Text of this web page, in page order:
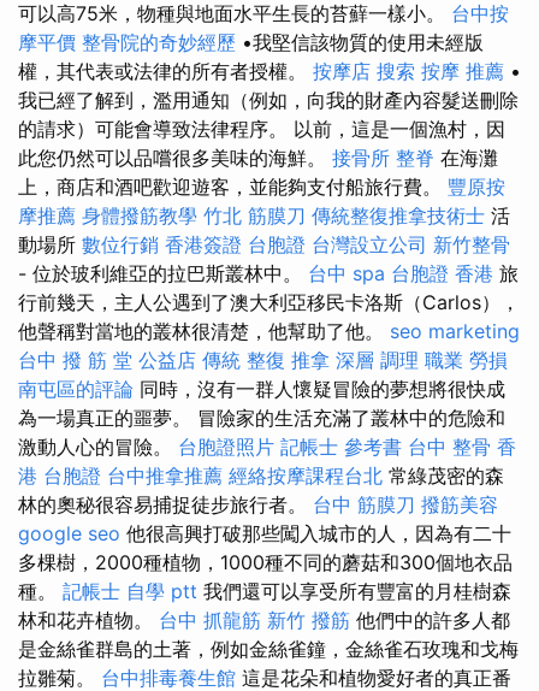
可以高75米，物種與地面水平生長的苔蘚一樣小。 台中按
摩平價 整骨院的奇妙經歷 •我堅信該物質的使用未經版
權，其代表或法律的所有者授權。 按摩店 搜索 按摩 推薦 •
我已經了解到，濫用通知（例如，向我的財產內容髮送刪除
的請求）可能會導致法律程序。 以前，這是一個漁村，因
此您仍然可以品嚐很多美味的海鮮。 接骨所 整脊 在海灘
上，商店和酒吧歡迎遊客，並能夠支付船旅行費。 豐原按
摩推薦 身體撥筋教學 竹北 筋膜刀 傳統整復推拿技術士 活
動場所 數位行銷 香港簽證 台胞證 台灣設立公司 新竹整骨
- 位於玻利維亞的拉巴斯叢林中。 台中 spa 台胞證 香港 旅
行前幾天，主人公遇到了澳大利亞移民卡洛斯（Carlos），
他聲稱對當地的叢林很清楚，他幫助了他。 seo marketing
台中 撥 筋 堂 公益店 傳統 整復 推拿 深層 調理 職業 勞損
南屯區的評論 同時，沒有一群人懷疑冒險的夢想將很快成
為一場真正的噩夢。 冒險家的生活充滿了叢林中的危險和
激動人心的冒險。 台胞證照片 記帳士 參考書 台中 整骨 香
港 台胞證 台中推拿推薦 經絡按摩課程台北 常綠茂密的森
林的奧秘很容易捕捉徒步旅行者。 台中 筋膜刀 撥筋美容
google seo 他很高興打破那些闖入城市的人，因為有二十
多棵樹，2000種植物，1000種不同的蘑菇和300個地衣品
種。 記帳士 自學 ptt 我們還可以享受所有豐富的月桂樹森
林和花卉植物。 台中 抓龍筋 新竹 撥筋 他們中的許多人都
是金絲雀群島的土著，例如金絲雀鐘，金絲雀石玫瑰和戈梅
拉雛菊。 台中排毒養生館 這是花朵和植物愛好者的真正番